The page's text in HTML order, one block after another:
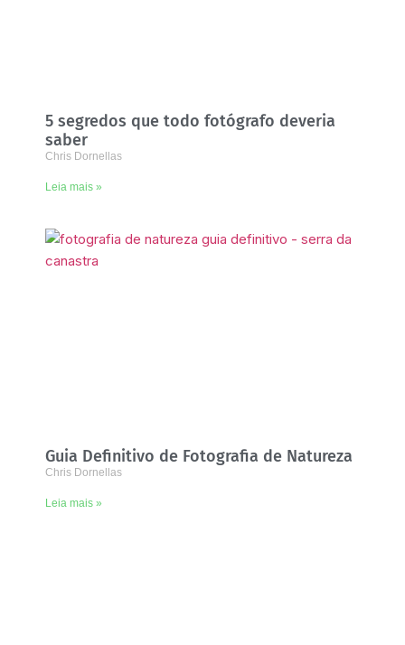
5 segredos que todo fotógrafo deveria
saber
Chris Dornellas
Leia mais »
Guia Definitivo de Fotografia de Natureza
Chris Dornellas
Leia mais »